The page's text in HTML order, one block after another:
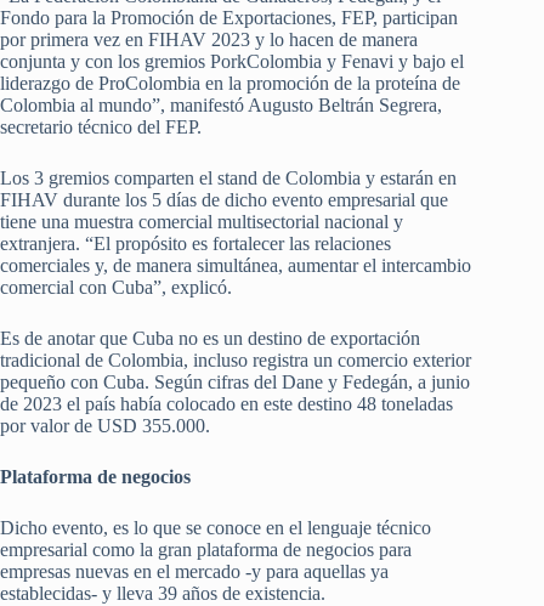
Fondo para la Promoción de Exportaciones, FEP, participan
por primera vez en FIHAV 2023 y lo hacen de manera
conjunta y con los gremios PorkColombia y Fenavi y bajo el
liderazgo de ProColombia en la promoción de la proteína de
Colombia al mundo”, manifestó Augusto Beltrán Segrera,
secretario técnico del FEP.
Los 3 gremios comparten el stand de Colombia y estarán en
FIHAV durante los 5 días de dicho evento empresarial que
tiene una muestra comercial multisectorial nacional y
extranjera. “El propósito es fortalecer las relaciones
comerciales y, de manera simultánea, aumentar el intercambio
comercial con Cuba”, explicó.
Es de anotar que Cuba no es un destino de exportación
tradicional de Colombia, incluso registra un comercio exterior
pequeño con Cuba. Según cifras del Dane y Fedegán, a junio
de 2023 el país había colocado en este destino 48 toneladas
por valor de USD 355.000.
Plataforma de negocios
Dicho evento, es lo que se conoce en el lenguaje técnico
empresarial como la gran plataforma de negocios para
empresas nuevas en el mercado -y para aquellas ya
establecidas- y lleva 39 años de existencia.